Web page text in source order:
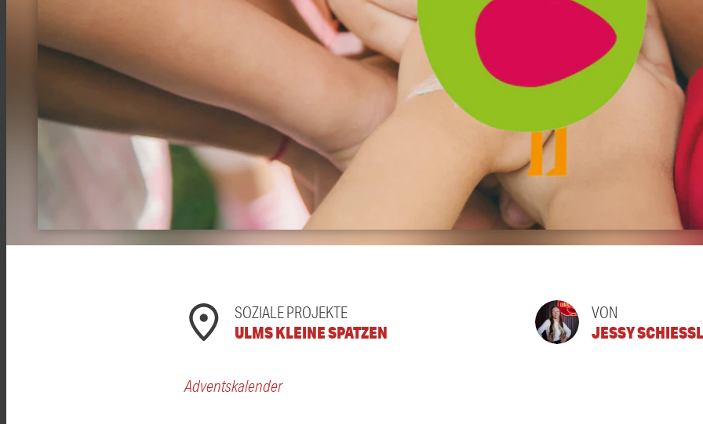
SOZIALE PROJEKTE
ULMS KLEINE SPATZEN
VON
JESSY SCHIESSL
Adventskalender